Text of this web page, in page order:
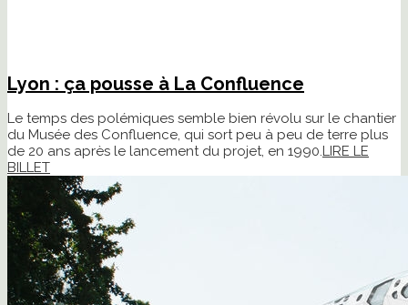
Lyon : ça pousse à La Confluence
Le temps des polémiques semble bien révolu sur le chantier
du Musée des Confluence, qui sort peu à peu de terre plus
de 20 ans après le lancement du projet, en 1990. LIRE LE
BILLET